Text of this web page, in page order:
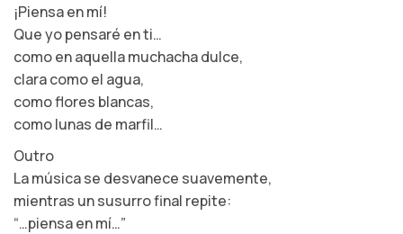
¡Piensa en mí!
Que yo pensaré en ti…
como en aquella muchacha dulce,
clara como el agua,
como flores blancas,
como lunas de marfil…
Outro
La música se desvanece suavemente,
mientras un susurro final repite:
“…piensa en mí…”